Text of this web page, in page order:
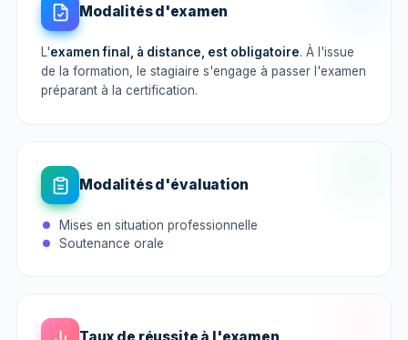
Modalités d'examen
L'examen final, à distance, est obligatoire. À l'issue
de la formation, le stagiaire s'engage à passer l'examen
préparant à la certification.
Modalités d'évaluation
Mises en situation professionnelle
Soutenance orale